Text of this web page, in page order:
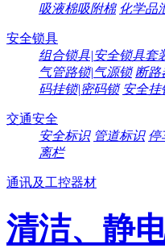
吸液棉吸附棉 化学品
安全锁具
组合锁具|安全锁具套
气管路锁|气源锁 断路
码挂锁|密码锁 安全挂
交通安全
安全标识 管道标识 停
离栏
通讯及工控器材
清洁、静